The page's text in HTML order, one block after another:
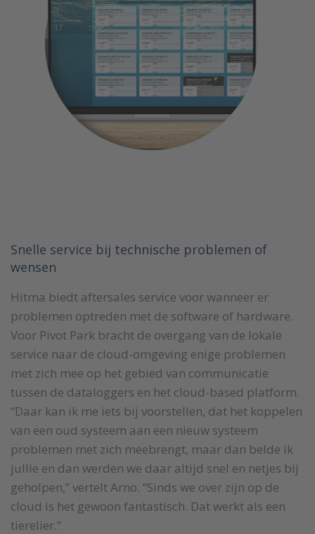
Snelle service bij technische problemen of
wensen
Hitma biedt aftersales service voor wanneer er
problemen optreden met de software of hardware.
Voor Pivot Park bracht de overgang van de lokale
service naar de cloud-omgeving enige problemen
met zich mee op het gebied van communicatie
tussen de dataloggers en het cloud-based platform.
“Daar kan ik me iets bij voorstellen, dat het koppelen
van een oud systeem aan een nieuw systeem
problemen met zich meebrengt, maar dan belde ik
jullie en dan werden we daar altijd snel en netjes bij
geholpen,” vertelt Arno. “Sinds we over zijn op de
cloud is het gewoon fantastisch. Dat werkt als een
tierelier.”